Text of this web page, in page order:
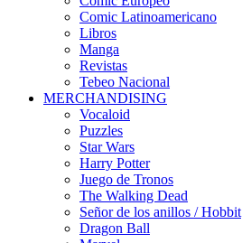
Comic Latinoamericano
Libros
Manga
Revistas
Tebeo Nacional
MERCHANDISING
Vocaloid
Puzzles
Star Wars
Harry Potter
Juego de Tronos
The Walking Dead
Señor de los anillos / Hobbit
Dragon Ball